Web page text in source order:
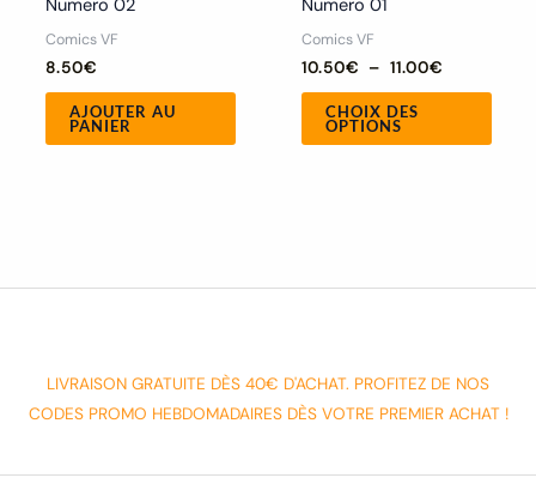
Numero 02
Comics VF
8.50€
AJOUTER AU
PANIER
Numero 01
Comics VF
10.50€ – 11.00€
CHOIX DES
OPTIONS
LIVRAISON GRATUITE DÈS 40€ D'ACHAT. PROFITEZ DE NOS
CODES PROMO HEBDOMADAIRES DÈS VOTRE PREMIER ACHAT !